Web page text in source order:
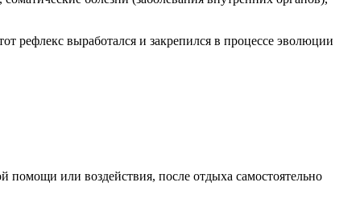
рефлекс выработался и закрепился в процессе эволюции
помощи или воздействия, после отдыха самостоятельно